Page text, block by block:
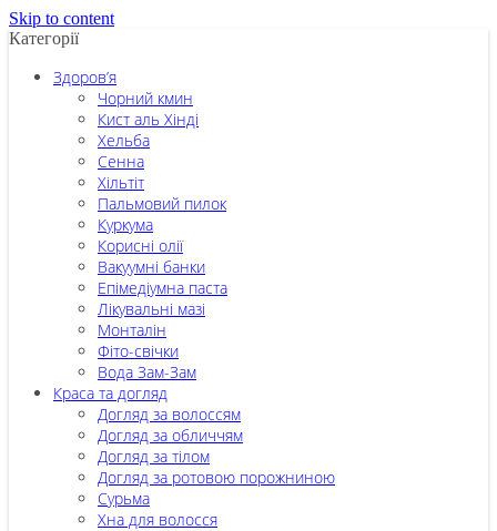
Skip to content
Категорії
Здоров’я
Чорний кмин
Кист аль Хінді
Хельба
Сенна
Хільтіт
Пальмовий пилок
Куркума
Корисні олії
Вакуумні банки
Епімедіумна паста
Лікувальні мазі
Монталін
Фіто-свічки
Вода Зам-Зам
Краса та догляд
Догляд за волоссям
Догляд за обличчям
Догляд за тілом
Догляд за ротовою порожниною
Сурьма
Хна для волосся